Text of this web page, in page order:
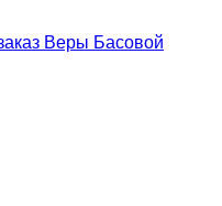
Веры Басовой